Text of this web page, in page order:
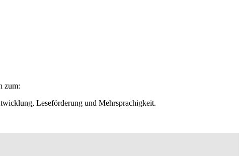
zum:
Leseförderung und Mehrsprachigkeit.